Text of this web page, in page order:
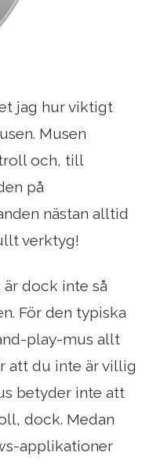
jag hur viktigt
Musen
och, till
på
nästan alltid
verktyg!
dock inte så
För den typiska
play-mus allt
att du inte är villig
betyder inte att
dock. Medan
applikationer